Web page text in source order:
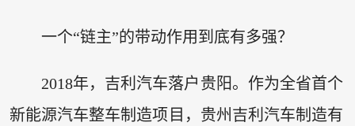
一个“链主”的带动作用到底有多强？
2018年，吉利汽车落户贵阳。作为全省首个
新能源汽车整车制造项目，贵州吉利汽车制造有